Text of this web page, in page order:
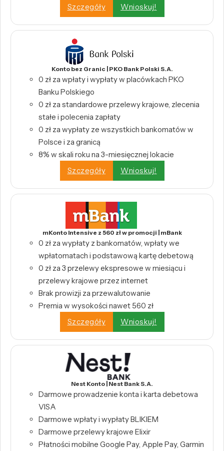
Szczegóły
Wnioskuj!
Konto bez Granic | PKO Bank Polski S.A.
0 zł za wpłaty i wypłaty w placówkach PKO
Banku Polskiego
0 zł za standardowe przelewy krajowe, zlecenia
stałe i polecenia zapłaty
0 zł za wypłaty ze wszystkich bankomatów w
Polsce i za granicą
8% w skali roku na 3-miesięcznej lokacie
Szczegóły
Wnioskuj!
mKonto Intensive z 560 zł w promocji | mBank
0 zł za wypłaty z bankomatów, wpłaty we
wpłatomatach i podstawową kartę debetową
0 zł za 3 przelewy ekspresowe w miesiącu i
przelewy krajowe przez internet
Brak prowizji za przewalutowanie
Premia w wysokości nawet 560 zł
Szczegóły
Wnioskuj!
Nest Konto | Nest Bank S.A.
Darmowe prowadzenie konta i karta debetowa
VISA
Darmowe wpłaty i wypłaty BLIKIEM
Darmowe przelewy krajowe Elixir
Płatności mobilne Google Pay, Apple Pay, Garmin